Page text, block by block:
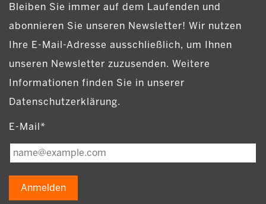
Bleiben Sie immer auf dem Laufenden und
abonnieren Sie unseren Newsletter! Wir nutzen
Ihre E-Mail-Adresse ausschließlich, um Ihnen
unseren Newsletter zuzusenden. Weitere
Informationen finden Sie in unserer
Datenschutzerklärung.
E-Mail*
Anmelden